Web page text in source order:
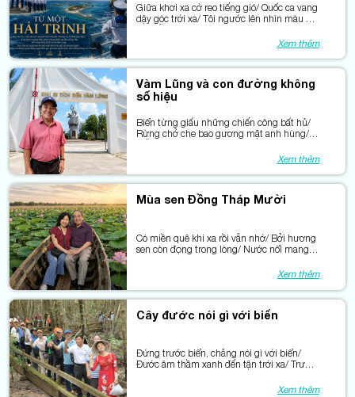
Giữa khơi xa cờ reo tiếng gió/ Quốc ca vang
dậy góc trời xa/ Tôi ngước lên nhìn màu cờ
Xem thêm
Vàm Lũng và con đường không
số hiệu
Biển từng giấu những chiến công bất hủ/
Rừng chở che bao gương mặt anh hùng/
Mỗi gốc cây còn hằn dấu kiên trung.Xem thêm
Mùa sen Đồng Tháp Mười
Có miền quê khi xa rồi vẫn nhớ/ Bởi hương
sen còn đọng trong lòng/ Nước nổi mang
Xem thêm
Cây đước nói gì với biển
Đứng trước biển, chẳng nói gì với biển/
Đước âm thầm xanh đến tận trời xa/ Trước
miền đang vươn phía Trường Sa…Xem thêm